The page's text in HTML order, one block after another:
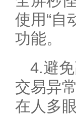
使用“自
功能。
4.避
交易异
在人多